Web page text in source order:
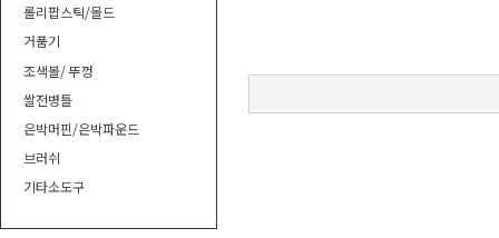
롤리팝스틱/몰드
거품기
조색볼/ 뚜껑
쌀전병틀
은박머핀/은박파운드
브러쉬
기타소도구